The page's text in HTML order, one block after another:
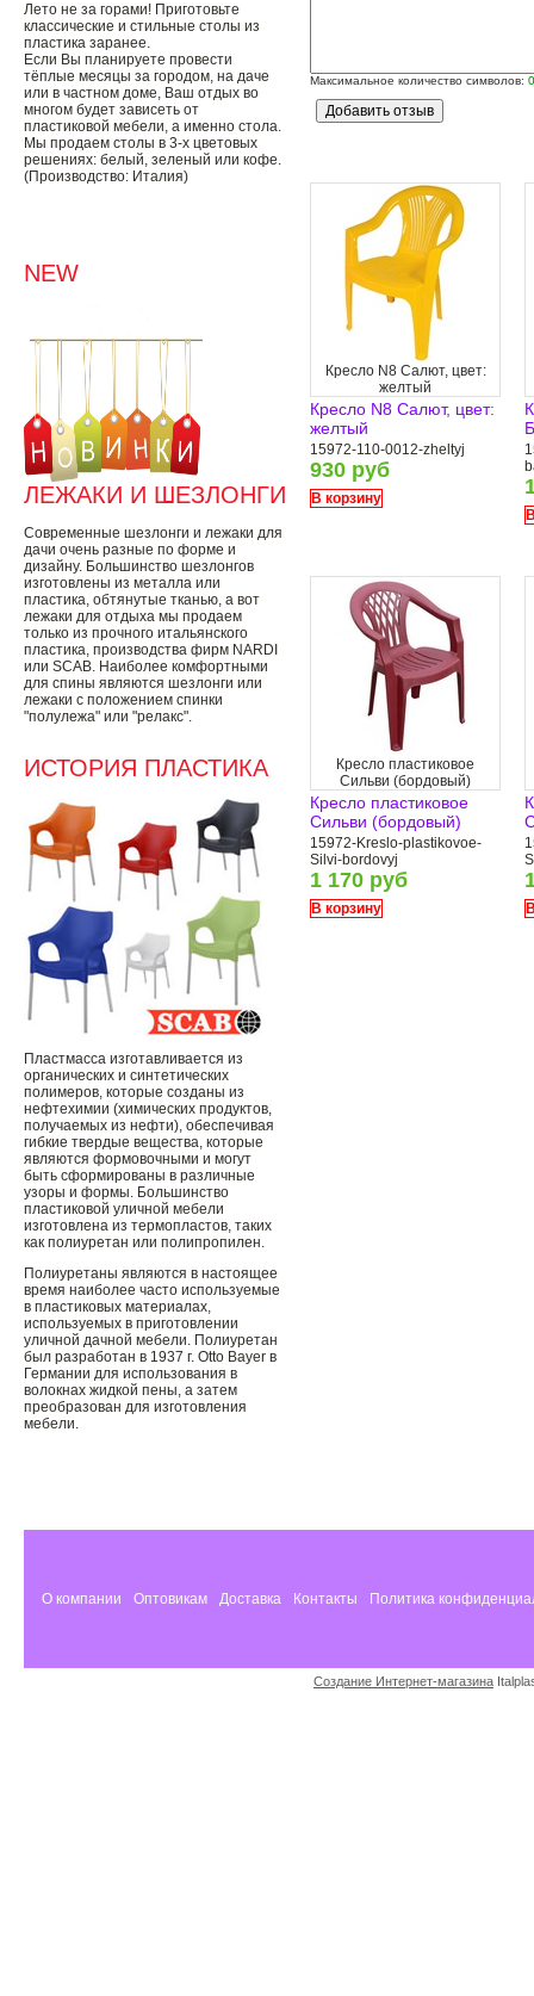
Лето не за горами! Приготовьте
классические и стильные столы из
пластика заранее.
Если Вы планируете провести
тёплые месяцы за городом, на даче
или в частном доме, Ваш отдых во
многом будет зависеть от
пластиковой мебели, а именно стола.
Мы продаем столы в 3-х цветовых
решениях: белый, зеленый или кофе.
(Производство: Италия)
NEW
ЛЕЖАКИ И ШЕЗЛОНГИ
Современные шезлонги и лежаки для
дачи очень разные по форме и
дизайну. Большинство шезлонгов
изготовлены из металла или
пластика, обтянутые тканью, а вот
лежаки для отдыха мы продаем
только из прочного итальянского
пластика, производства фирм NARDI
или SCAB. Наиболее комфортными
для спины являются шезлонги или
лежаки с положением спинки
"полулежа" или "релакс".
ИСТОРИЯ ПЛАСТИКА
Пластмасса изготавливается из
органических и синтетических
полимеров, которые созданы из
нефтехимии (химических продуктов,
получаемых из нефти), обеспечивая
гибкие твердые вещества, которые
являются формовочными и могут
быть сформированы в различные
узоры и формы. Большинство
пластиковой уличной мебели
изготовлена ​​из термопластов, таких
как полиуретан или полипропилен.
Полиуретаны являются в настоящее
время наиболее часто используемые
в пластиковых материалах,
используемых в приготовлении
уличной дачной мебели. Полиуретан
был разработан в 1937 г. Otto Bayer в
Германии для использования в
волокнах жидкой пены, а затем
преобразован для изготовления
мебели.
Максимальное количество символов: 0
Кресло N8 Салют, цвет:
желтый
Кресло N8 Салют, цвет:
желтый
15972-110-0012-zheltyj
930 руб
В корзину
Кресло пластиковое
Сильви (бордовый)
Кресло пластиковое
Сильви (бордовый)
15972-Kreslo-plastikovoe-
Silvi-bordovyj
1 170 руб
В корзину
О компании Оптовикам Доставка Контакты Политика
Создание Интернет-магазина